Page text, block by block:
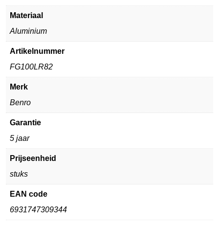
Materiaal
Aluminium
Artikelnummer
FG100LR82
Merk
Benro
Garantie
5 jaar
Prijseenheid
stuks
EAN code
6931747309344